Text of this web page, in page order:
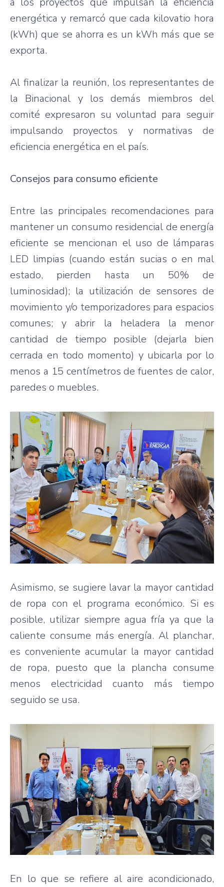
energética y remarcó que cada kilovatio hora
(kWh) que se ahorra es un kWh más que se
exporta.
Al finalizar la reunión, los representantes de
la Binacional y los demás miembros del
comité expresaron su voluntad para seguir
impulsando proyectos y normativas de
eficiencia energética en el país.
Consejos para consumo eficiente
Entre las principales recomendaciones para
mantener un consumo residencial de energía
eficiente se mencionan el uso de lámparas
LED limpias (cuando están sucias o en mal
estado, pierden hasta un 50% de
luminosidad); la utilización de sensores de
movimiento y/o temporizadores para espacios
comunes; y abrir la heladera la menor
cantidad de tiempo posible (dejarla bien
cerrada en todo momento) y ubicarla por lo
menos a 15 centímetros de fuentes de calor,
paredes o muebles.
Asimismo, se sugiere lavar la mayor cantidad
de ropa con el programa económico. Si es
posible, utilizar siempre agua fría ya que la
caliente consume más energía. Al planchar,
es conveniente acumular la mayor cantidad
de ropa, puesto que la plancha consume
menos electricidad cuanto más tiempo
seguido se usa.
En lo que se refiere al aire acondicionado,